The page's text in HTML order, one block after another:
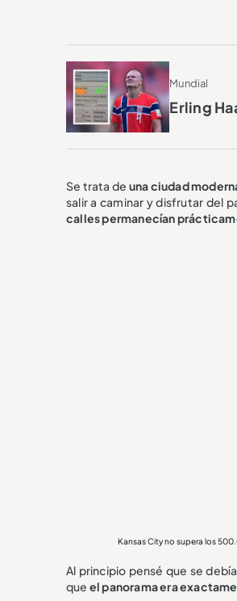
Mundial
Erling
Se trata de una ciudad
salir a caminar y disfrutar del
calles permanecían
Kansas City no supera los
Al principio pensé que se
que el panorama era